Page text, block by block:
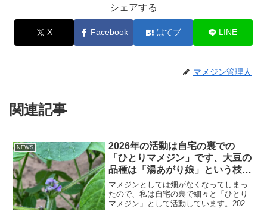
シェアする
X Facebook はてブ LINE
マメジン管理人
関連記事
NEWS
2026年の活動は自宅の裏での
「ひとりマメジン」です、大豆の
品種は「湯あがり娘」という枝豆
品種です
マメジンとしては畑がなくなってしまっ
たので、私は自宅の裏で細々と「ひとり
マメジン」として活動しています。2026